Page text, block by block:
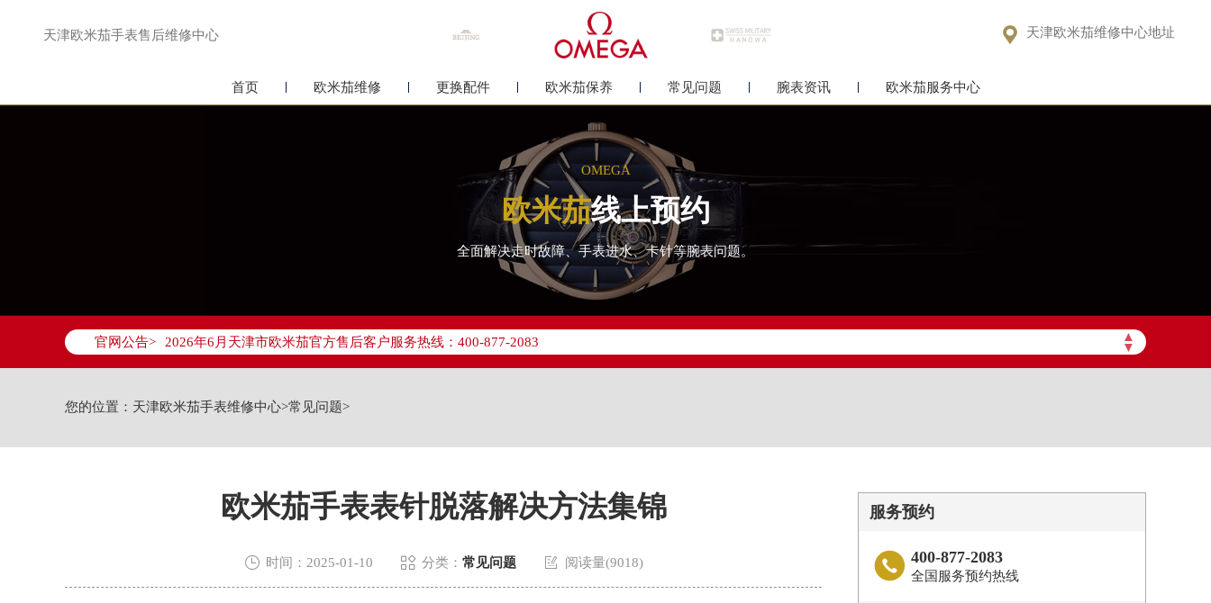
天津欧米茄手表售后维修中心  天津欧米茄维修中心地址
首页 欧米茄维修 更换配件 欧米茄保养 常见问题 腕表资讯 欧米茄服务中心
OMEGA
欧米茄线上预约
全面解决走时故障、手表进水、卡针等腕表问题。
官网公告> ▲
▼
2026年6月天津市欧米茄官方售后客户服务热线：400-877-2083
2026年6月欧米茄售后服务中心最新网点地址：
天津市和平区赤峰道136号天津国际金融中心写字楼26层2603室（需提前预约）
您的位置： 天津欧米茄手表维修中心>常见问题>
欧米茄手表表针脱落解决方法集锦
 时间：2025-01-10  分类： 常见问题  阅读量(9018)
服务预约
 400-877-2083
全国服务预约热线